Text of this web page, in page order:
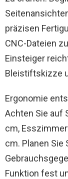
präzisen
CNC-Dateien
Einsteiger
Bleistiftskizze
Ergonomie
Achten Sie auf
cm,
cm. Planen Sie
Funktion fest